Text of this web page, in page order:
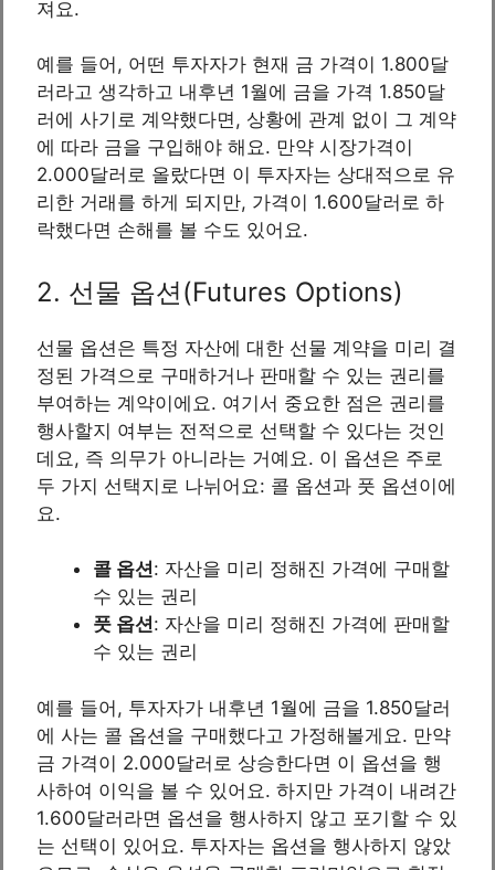
져요.
예를 들어, 어떤 투자자가 현재 금 가격이 1.800달
러라고 생각하고 내후년 1월에 금을 가격 1.850달
러에 사기로 계약했다면, 상황에 관계 없이 그 계약
에 따라 금을 구입해야 해요. 만약 시장가격이
2.000달러로 올랐다면 이 투자자는 상대적으로 유
리한 거래를 하게 되지만, 가격이 1.600달러로 하
락했다면 손해를 볼 수도 있어요.
2. 선물 옵션(Futures Options)
선물 옵션은 특정 자산에 대한 선물 계약을 미리 결
정된 가격으로 구매하거나 판매할 수 있는 권리를
부여하는 계약이에요. 여기서 중요한 점은 권리를
행사할지 여부는 전적으로 선택할 수 있다는 것인
데요, 즉 의무가 아니라는 거예요. 이 옵션은 주로
두 가지 선택지로 나뉘어요: 콜 옵션과 풋 옵션이에
요.
콜 옵션: 자산을 미리 정해진 가격에 구매할
수 있는 권리
풋 옵션: 자산을 미리 정해진 가격에 판매할
수 있는 권리
예를 들어, 투자자가 내후년 1월에 금을 1.850달러
에 사는 콜 옵션을 구매했다고 가정해볼게요. 만약
금 가격이 2.000달러로 상승한다면 이 옵션을 행
사하여 이익을 볼 수 있어요. 하지만 가격이 내려간
1.600달러라면 옵션을 행사하지 않고 포기할 수 있
는 선택이 있어요. 투자자는 옵션을 행사하지 않았